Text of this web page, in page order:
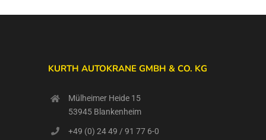
KURTH AUTOKRANE GMBH & CO. KG
Mülheimer Heide 15
53945 Blankenheim
+49 (0) 24 49 / 91 77 6-0